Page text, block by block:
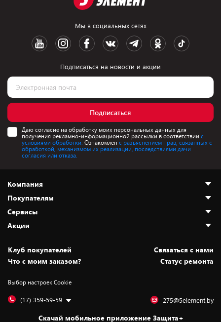
Мы в социальных сетях
Подписаться на новости и акции
Подписаться
Даю согласие на обработку моих персональных данных для
получения рекламно-информационной рассылки в соответствии с
условиями обработки. Ознакомлен с разъяснением прав, связанных с
обработкой, механизмом их реализации, последствиями дачи
согласия или отказа.
Компания
О нас
Адреса магазинов
Новости
Статьи и обзоры
Вакансии
Дай пять добру!
Покупателям
Как сделать заказ
Оплата и доставка
Безналичный расчёт
Обмен и возврат товара
Обработка персональных данных
Подарочные карты
Сервисы
Установка техники
Для игровых консолей
Для мобильных устройств
Для компьютеров
Акции
Скидки и промокоды
Белорусские товары
Бонусы
Оплата частями
Клуб покупателей
Cвязаться с нами
Что с моим заказом?
Статус ремонта
Выбор настроек Cookie
(17) 359-59-59 275@5element.by
Скачай мобильное приложение Защита+